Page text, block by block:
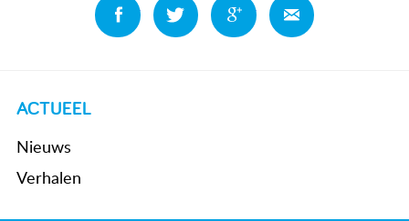
ACTUEEL
Nieuws
Verhalen
Deel Deel Deel